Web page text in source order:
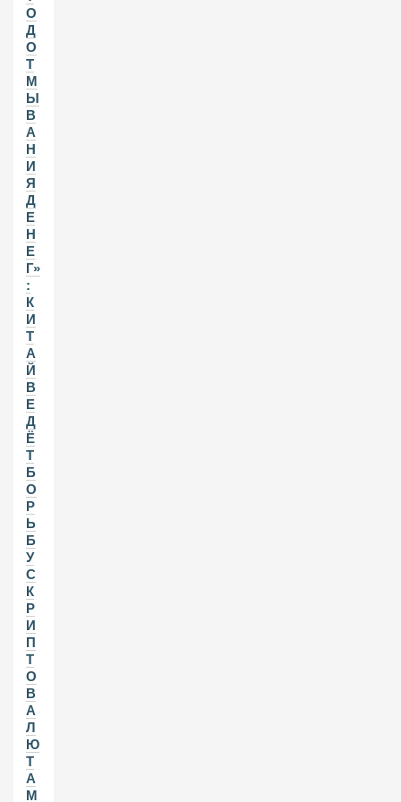
О
Д
О
Т
М
Ы
В
А
Н
И
Я
Д
Е
Н
Е
Г»
:
К
И
Т
А
Й
В
Е
Д
Ё
Т
Б
О
Р
Ь
Б
У
С
К
Р
И
П
Т
О
В
А
Л
Ю
Т
А
М